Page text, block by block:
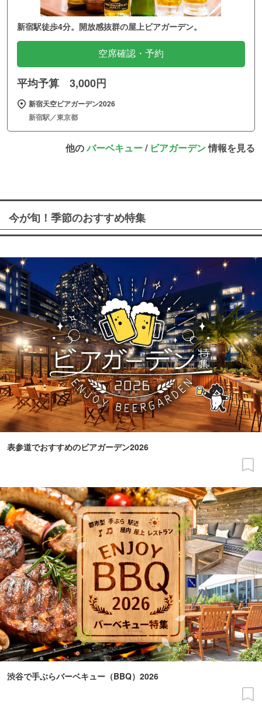
新宿駅徒歩4分。開放感抜群の屋上ビアガーデン。
空席確認・予約
平均予算 3,000円
新宿天空ビアガーデン2026
新宿駅／東京都
他のバーベキュー/ ビアガーデン情報を見る
今が旬！季節のおすすめ特集
表参道でおすすめのビアガーデン2026
渋谷で手ぶらバーベキュー（BBQ）2026